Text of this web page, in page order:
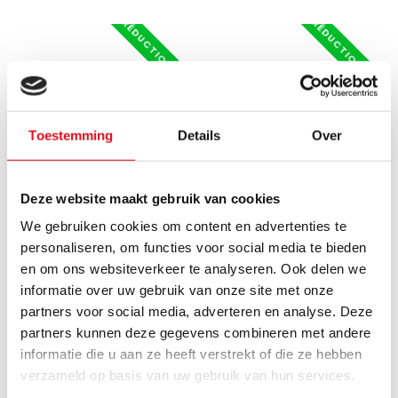
Toestemming Details Over
Deze website maakt gebruik van cookies
We gebruiken cookies om content en advertenties te
personaliseren, om functies voor social media te bieden
en om ons websiteverkeer te analyseren. Ook delen we
informatie over uw gebruik van onze site met onze
partners voor social media, adverteren en analyse. Deze
partners kunnen deze gegevens combineren met andere
informatie die u aan ze heeft verstrekt of die ze hebben
verzameld op basis van uw gebruik van hun services.
RÉDUCTION -50%
ECA
50x120 cm Type 11 - 1210
Watt - ECA Radiateur à
panneaux Compact 8 à
façade nervurée - Blanc
(Ral 9016)
RÉDUCTION -50%
ECA
40x140 cm Type 11 - 1173
watts - ECA Radiateur à
panneaux Compact 8 à
façade nervurée - Blanc
(Ral 9016)